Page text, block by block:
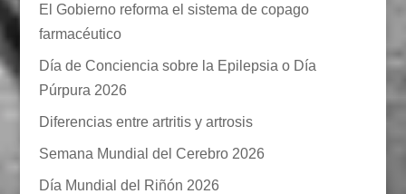
El Gobierno reforma el sistema de copago
farmacéutico
Día de Conciencia sobre la Epilepsia o Día
Púrpura 2026
Diferencias entre artritis y artrosis
Semana Mundial del Cerebro 2026
Día Mundial del Riñón 2026